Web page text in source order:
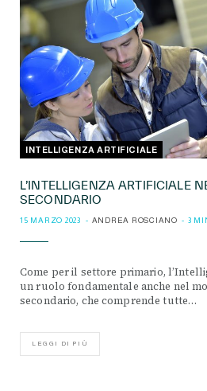
INTELLIGENZA ARTIFICIALE
L’INTELLIGENZA ARTIFICIALE
SECONDARIO
15 MARZO 2023 ANDREA ROSCIANO 3
Come per il settore primario,
un ruolo fondamentale anche nel
secondario, che comprende tutte…
LEGGI DI PIÙ